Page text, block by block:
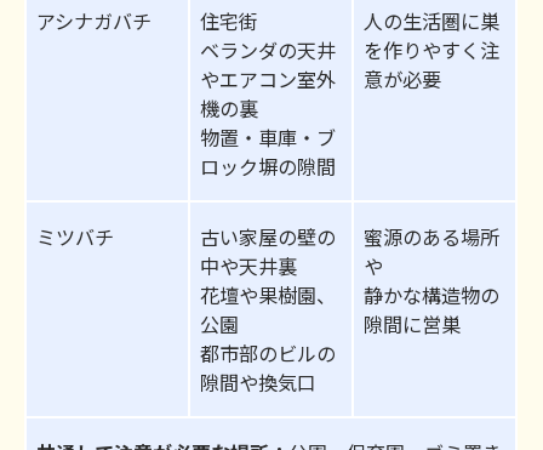
アシナガバチ
住宅街
ベランダの天井
やエアコン室外
機の裏
物置・車庫・ブ
ロック塀の隙間
人の生活圏に巣
を作りやすく注
意が必要
ミツバチ
古い家屋の壁の
中や天井裏
花壇や果樹園、
公園
都市部のビルの
隙間や換気口
蜜源のある場所
や
静かな構造物の
隙間に営巣